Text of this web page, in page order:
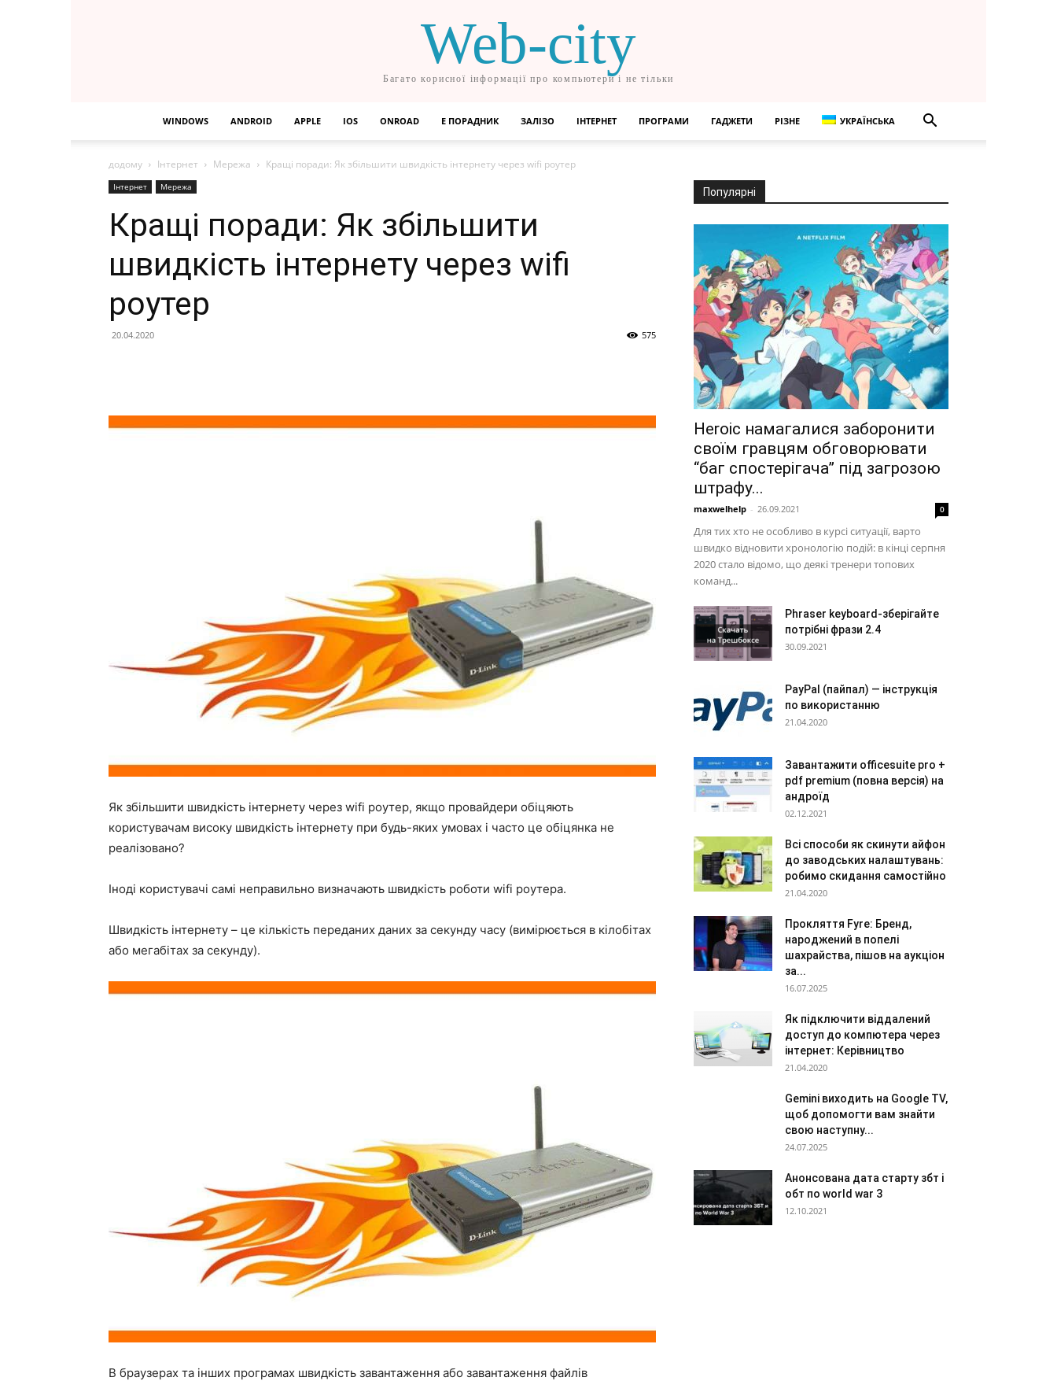
Web-city
Багато корисної інформації про компьютери і не тільки
WINDOWS ANDROID APPLE IOS ONROAD Е ПОРАДНИК ЗАЛІЗО ІНТЕРНЕТ ПРОГРАМИ ГАДЖЕТИ РІЗНЕ УКРАЇНСЬКА
додому Інтернет Мережа Кращі поради: Як збільшити швидкість інтернету через wifi роутер
Інтернет Мережа
Кращі поради: Як збільшити
швидкість інтернету через wifi
роутер
20.04.2020 575
Як збільшити швидкість інтернету через wifi роутер, якщо провайдери обіцяють
користувачам високу швидкість інтернету при будь-яких умовах і часто це обіцянка не
реалізовано?
Іноді користувачі самі неправильно визначають швидкість роботи wifi роутера.
Швидкість інтернету – це кількість переданих даних за секунду часу (вимірюється в кілобітах
або мегабітах за секунду).
В браузерах та інших програмах швидкість завантаження або завантаження файлів
Популярні
Heroic намагалися заборонити
своїм гравцям обговорювати
“баг спостерігача” під загрозою
штрафу...
maxwelhelp - 26.09.2021 0
Для тих хто не особливо в курсі ситуації, варто
швидко відновити хронологію подій: в кінці серпня
2020 стало відомо, що деякі тренери топових
команд...
Phraser keyboard-зберігайте
потрібні фрази 2.4
30.09.2021
PayPal (пайпал) — інструкція
по використанню
21.04.2020
Завантажити officesuite pro +
pdf premium (повна версія) на
андроїд
02.12.2021
Всі способи як скинути айфон
до заводських налаштувань:
робимо скидання самостійно
21.04.2020
Прокляття Fyre: Бренд,
народжений в попелі
шахрайства, пішов на аукціон
за...
16.07.2025
Як підключити віддалений
доступ до компютера через
інтернет: Керівництво
21.04.2020
Gemini виходить на Google TV,
щоб допомогти вам знайти
свою наступну...
24.07.2025
Анонсована дата старту збт і
обт по world war 3
12.10.2021